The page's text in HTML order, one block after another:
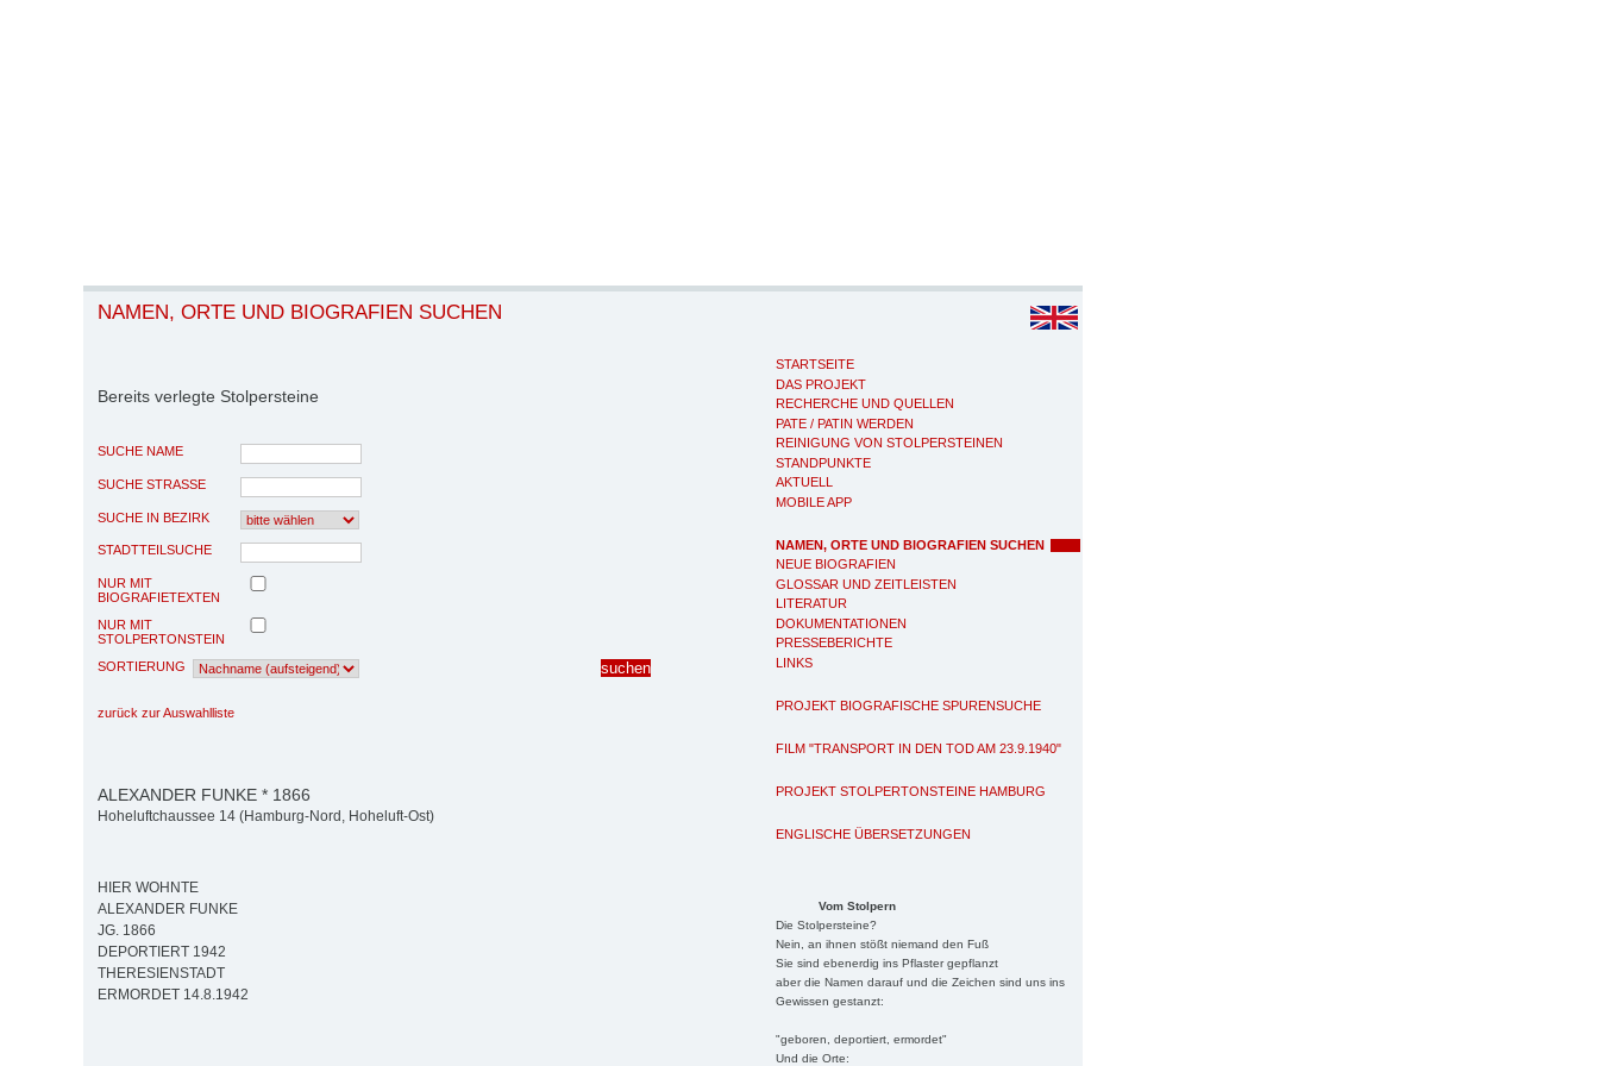
STARTSEITE
DAS PROJEKT
RECHERCHE UND QUELLEN
PATE / PATIN WERDEN
REINIGUNG VON STOLPERSTEINEN
STANDPUNKTE
AKTUELL
MOBILE APP
NAMEN, ORTE UND BIOGRAFIEN SUCHEN
NEUE BIOGRAFIEN
GLOSSAR UND ZEITLEISTEN
LITERATUR
DOKUMENTATIONEN
PRESSEBERICHTE
LINKS
PROJEKT BIOGRAFISCHE SPURENSUCHE
FILM "TRANSPORT IN DEN TOD AM 23.9.1940"
PROJEKT STOLPERTONSTEINE HAMBURG
ENGLISCHE ÜBERSETZUNGEN
Vom Stolpern
Die Stolpersteine?
Nein, an ihnen stößt niemand den Fuß
Sie sind ebenerdig ins Pflaster gepflanzt
aber die Namen darauf und die Zeichen sind uns ins
Gewissen gestanzt:
"geboren, deportiert, ermordet"
Und die Orte:
NAMEN, ORTE UND BIOGRAFIEN SUCHEN
Bereits verlegte Stolpersteine
SUCHE NAME
SUCHE STRASSE
SUCHE IN BEZIRK
STADTTEILSUCHE
NUR MIT
BIOGRAFIETEXTEN
NUR MIT
STOLPERTONSTEIN
SORTIERUNG
zurück zur Auswahlliste
ALEXANDER FUNKE * 1866
Hoheluftchaussee 14 (Hamburg-Nord, Hoheluft-Ost)
HIER WOHNTE
ALEXANDER FUNKE
JG. 1866
DEPORTIERT 1942
THERESIENSTADT
ERMORDET 14.8.1942